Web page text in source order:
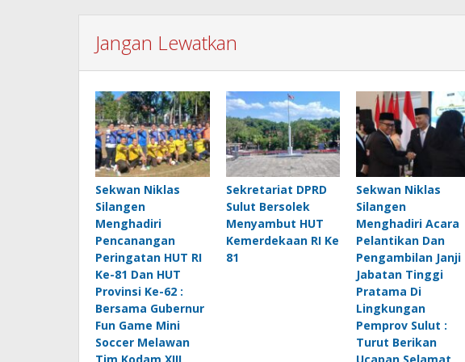
Jangan Lewatkan
Sekwan Niklas
Silangen
Menghadiri
Pencanangan
Peringatan HUT RI
Ke-81 Dan HUT
Provinsi Ke-62 :
Bersama Gubernur
Fun Game Mini
Soccer Melawan
Sekretariat DPRD
Sulut Bersolek
Menyambut HUT
Kemerdekaan RI Ke
81
Sekwan Niklas
Silangen
Menghadiri Acara
Pelantikan Dan
Pengambilan Janji
Jabatan Tinggi
Pratama Di
Lingkungan
Pemprov Sulut :
Turut Berikan